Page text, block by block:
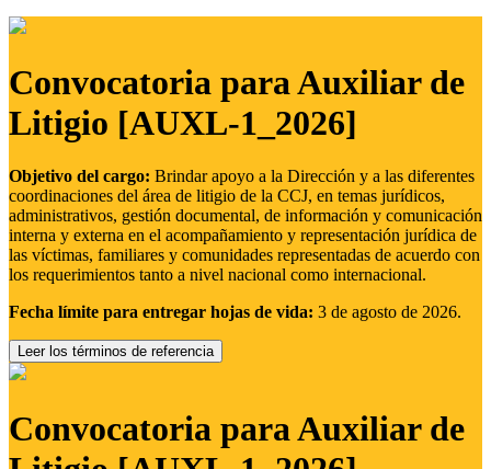
Convocatoria para Auxiliar de
Litigio [AUXL-1_2026]
Objetivo del cargo: Brindar apoyo a la Dirección y a las diferentes
coordinaciones del área de litigio de la CCJ, en temas jurídicos,
administrativos, gestión documental, de información y comunicación
interna y externa en el acompañamiento y representación jurídica de
las víctimas, familiares y comunidades representadas de acuerdo con
los requerimientos tanto a nivel nacional como internacional.
Fecha límite para entregar hojas de vida: 3 de agosto de 2026.
Leer los términos de referencia
Convocatoria para Auxiliar de